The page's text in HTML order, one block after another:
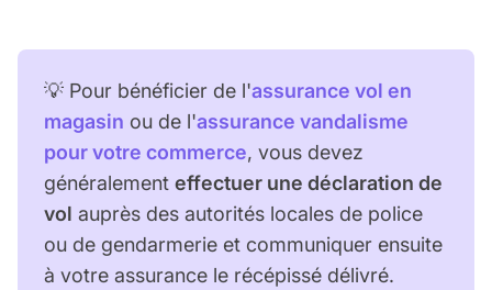
💡 Pour bénéficier de l'assurance vol en
magasin ou de l'assurance vandalisme
pour votre commerce, vous devez
généralement effectuer une déclaration de
vol auprès des autorités locales de police
ou de gendarmerie et communiquer ensuite
à votre assurance le récépissé délivré.